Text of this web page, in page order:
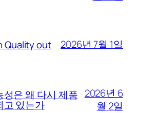
Quality out 2026년 7월 1일
성은 왜 다시 제품
고 있는가
2026년 6
월 2일